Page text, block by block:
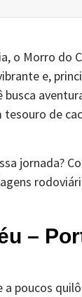
o Morro do
e,
busca
tesouro de
jornada?
–
poucos